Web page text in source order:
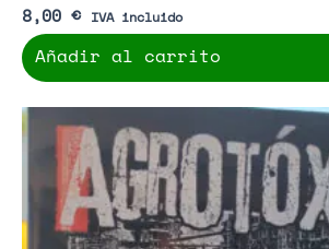
8,00 € IVA incluido
Añadir al carrito